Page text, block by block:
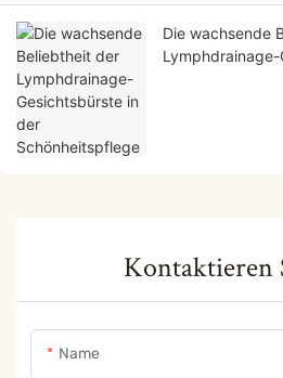
Die wachsende
Kontaktieren
Name